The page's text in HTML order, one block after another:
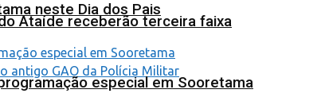
neste Dia dos Pais
Ataíde receberão terceira faixa
especial em Sooretama